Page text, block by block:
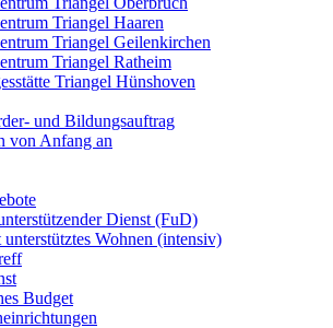
Triangel Haaren
Triangel Geilenkirchen
Triangel Ratheim
Triangel Hünshoven
und Bildungsauftrag
von Anfang an
Dienst (FuD)
Wohnen (intensiv)
Budget